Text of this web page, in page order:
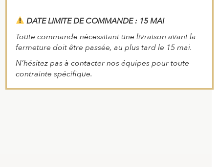
DATE LIMITE DE COMMANDE : 15 MAI
Toute commande nécessitant une livraison avant la
fermeture doit être passée, au plus tard le 15 mai.
N’hésitez pas à contacter nos équipes pour toute
contrainte spécifique.